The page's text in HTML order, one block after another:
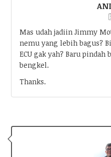
Mas udah jadiin Jimmy
nemu yang lebih bagus?
ECU gak yah? Baru
bengkel.
Thanks.